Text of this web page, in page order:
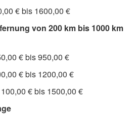
€ bis 1600,00 €
von 200 km bis 1000 km
€ bis 950,00 €
€ bis 1200,00 €
€ bis 1500,00 €